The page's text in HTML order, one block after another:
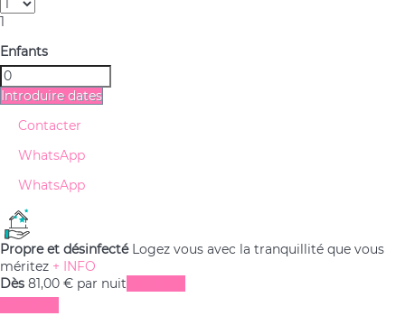
1
Enfants
Introduire dates
Contacter
WhatsApp
WhatsApp
Propre et désinfecté Logez vous avec la tranquillité que vous
méritez + INFO
Dès 81,00 € par nuit